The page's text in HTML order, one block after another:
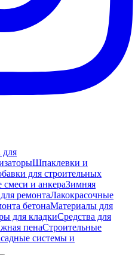
для
Шпаклевки и
для строительных
и анкераЗимняя
ремонтаЛакокрасочные
бетонаМатериалы для
для кладкиСредства для
пенаСтроительные
системы и